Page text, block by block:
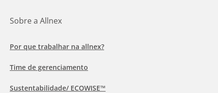
Sobre a Allnex
Por que trabalhar na allnex?
Time de gerenciamento
Sustentabilidade/ ECOWISE™